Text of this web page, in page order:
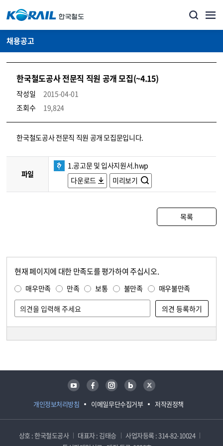
채용공고
한국철도공사 전문직 직원 공개 모집(~4.15)
작성일
2015-04-01
조회수
19,824
코레일소개_경영공시_채용공고 상세보기 – 내용, 파일, 담당자 연락처로 구성
한국철도공사 전문직 직원 공개 모집문입니다.
파일
1.공고문 및 입사지원서.hwp
다운로드
미리보기
목록
현재 페이지에 대한 만족도를 평가하여 주십시오.
매우만족 만족 보통 불만족 매우불만족
개인정보처리방침 이메일무단수집거부 저작권정책
유튜브 페이스북 인스타그램 블로그 트위터
상호 : 한국철도공사 대표자 : 김태승
사업자등록 : 314-82-10024